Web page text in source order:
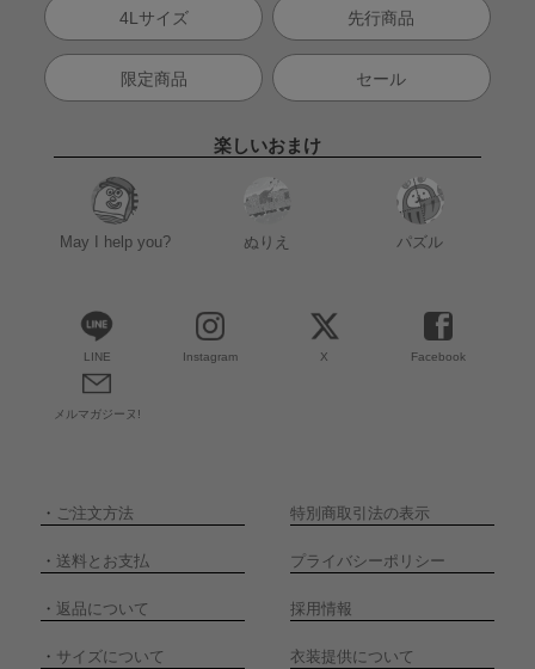
4Lサイズ 先行商品
限定商品 セール
楽しいおまけ
May I help you? ぬりえ パズル
LINE Instagram X Facebook
メルマガジーヌ!
・ ご注文方法 特別商取引法の表示
・ 送料とお支払 プライバシーポリシー
・ 返品について 採用情報
・ サイズについて 衣装提供について